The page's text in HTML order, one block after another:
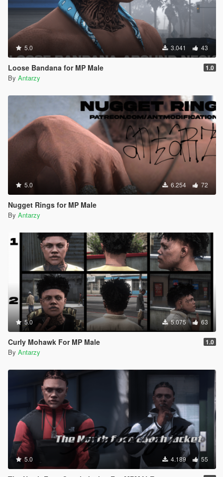
5.0 3.041 43
Loose Bandana for MP Male 1.0
By Antarzy
5.0 6.254 72
Nugget Rings for MP Male
By Antarzy
5.0 5.075 63
Curly Mohawk For MP Male 1.0
By Antarzy
5.0 4.189 55